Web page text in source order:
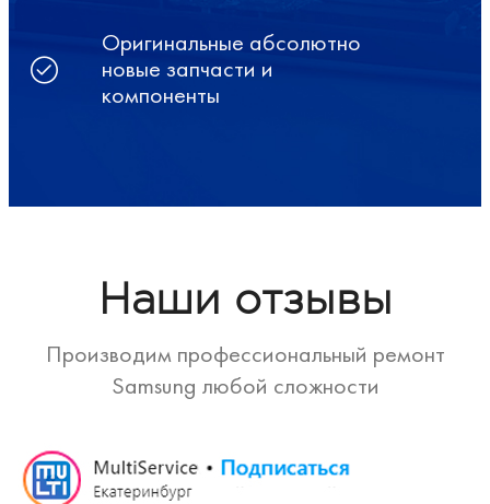
Оригинальные абсолютно
новые запчасти и
компоненты
Наши отзывы
Производим профессиональный ремонт
Samsung любой сложности